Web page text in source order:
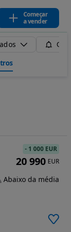
Começar
a vender
- 1 000 EUR
20 990 EUR
Abaixo da média